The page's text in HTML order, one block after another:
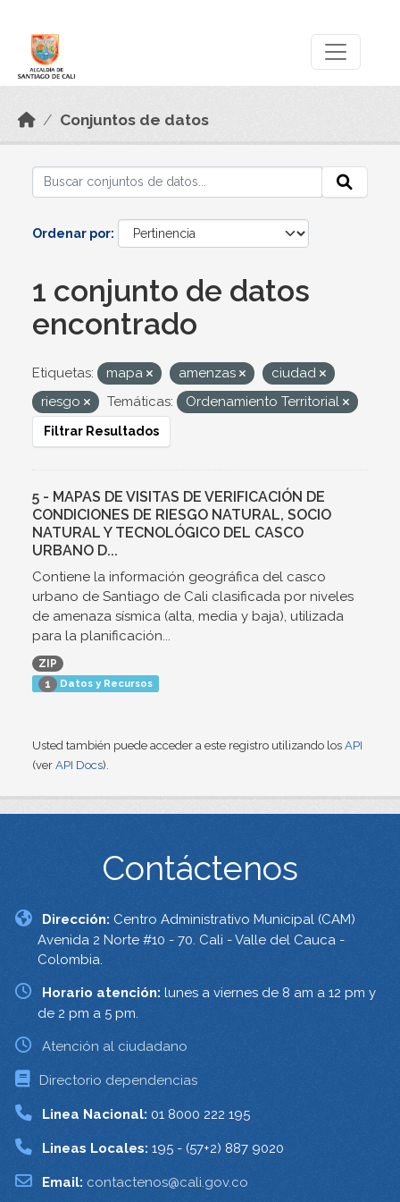
Conjuntos de datos
Ordenar por
1 conjunto de datos
encontrado
Etiquetas: mapa amenzas
ciudad
riesgo
Temáticas: Ordenamiento Territorial
Filtrar Resultados
5 - MAPAS DE VISITAS DE VERIFICACIÓN DE
CONDICIONES DE RIESGO NATURAL, SOCIO
NATURAL Y TECNOLÓGICO DEL CASCO
URBANO D...
Contiene la información geográfica del casco
urbano de Santiago de Cali clasificada por niveles
de amenaza sísmica (alta, media y baja), utilizada
para la planificación...
ZIP
1 Datos y Recursos
Usted también puede acceder a este registro utilizando los API
(ver API Docs).
Contáctenos
Dirección: Centro Administrativo Municipal (CAM)
Avenida 2 Norte #10 - 70. Cali - Valle del Cauca -
Colombia.
Horario atención: lunes a viernes de 8 am a 12 pm y
de 2 pm a 5 pm.
Atención al ciudadano
Directorio dependencias
Linea Nacional: 01 8000 222 195
Lineas Locales: 195 - (57+2) 887 9020
Email: contactenos@cali.gov.co